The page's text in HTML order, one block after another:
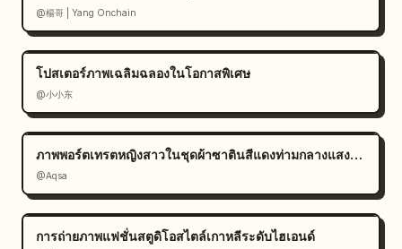
@楊哥 | Yang Onchain
โปสเตอร์ภาพเฉลิมฉลองในโอกาสพิเศษ
@小小东
ภาพพอร์ตเทรตหญิงสาวในชุดผ้าซาตินสีแดงท่ามกลางแสงแดด
@Aqsa
การถ่ายภาพแฟชั่นสตูดิโอสไตล์เกาหลีระดับไฮเอนด์